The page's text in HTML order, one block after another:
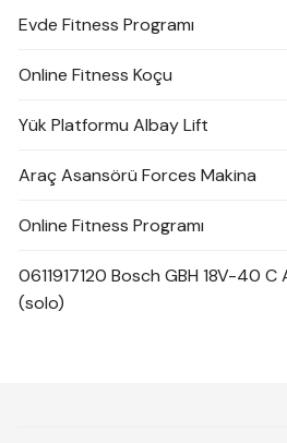
Evde Fitness Programı
Online Fitness Koçu
Yük Platformu Albay Lift
Araç Asansörü Forces Makina
Online Fitness Programı
0611917120 Bosch GBH 18V-40 C
(solo)